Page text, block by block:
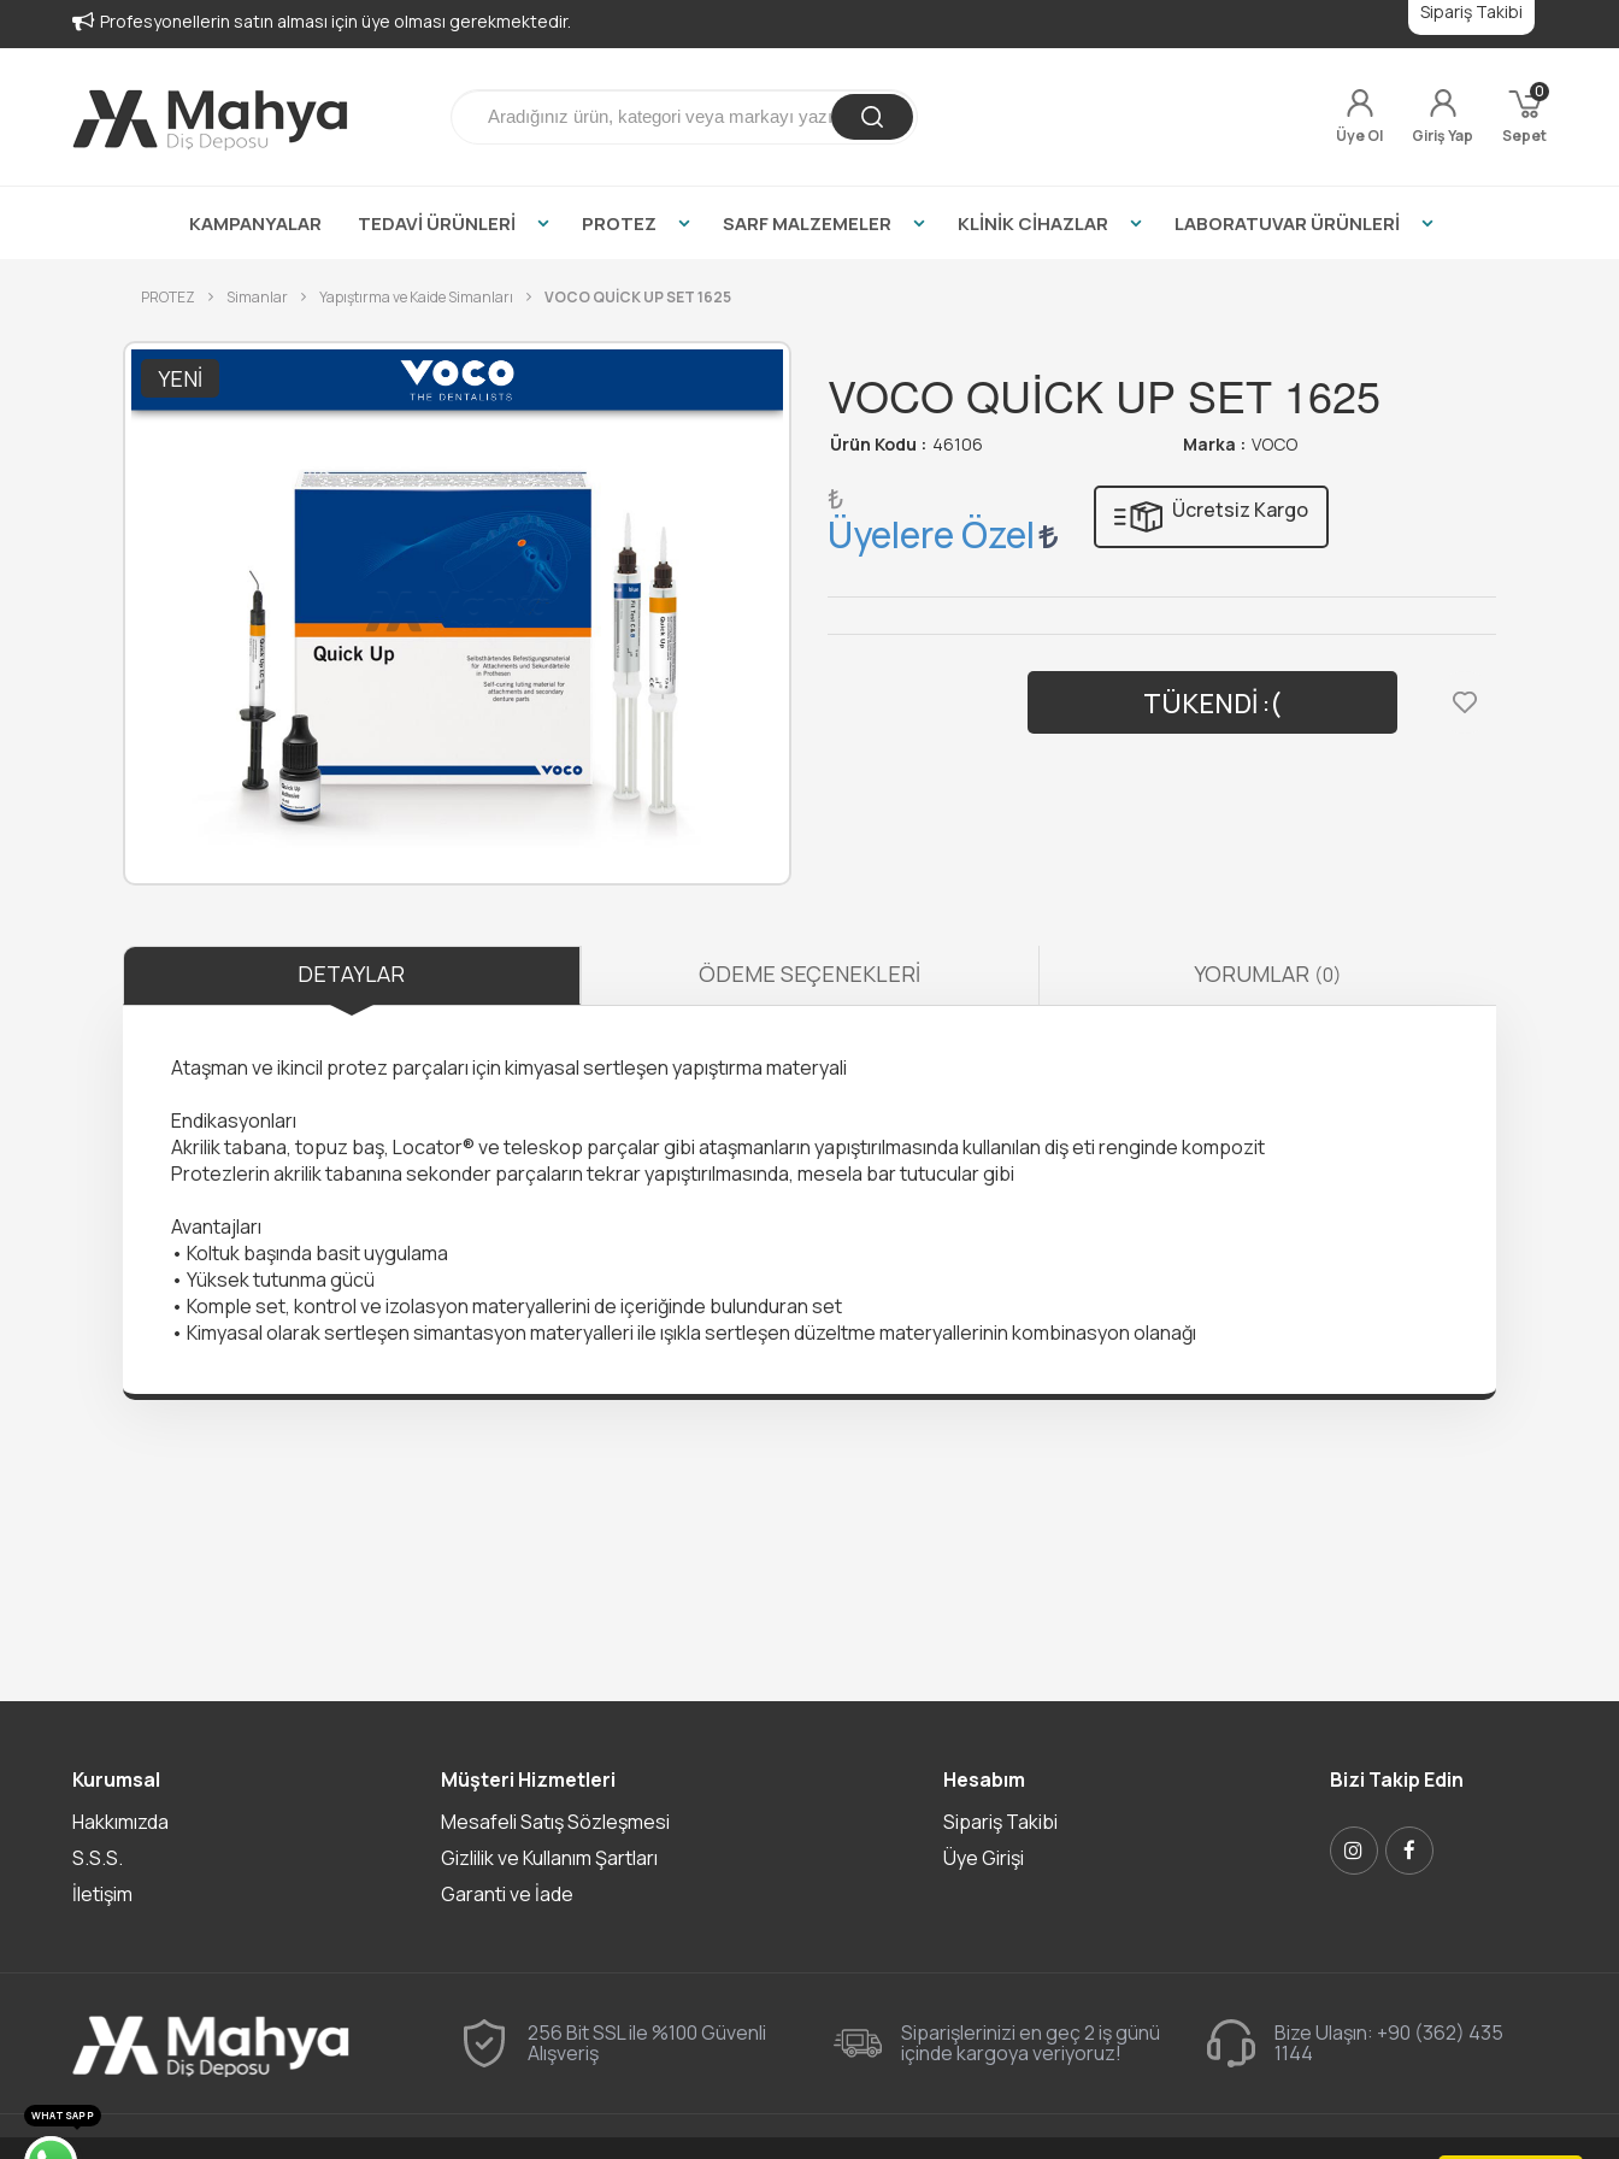
- Sipariş Takibi
Üye Ol Giriş Yap Sepet
0
KAMPANYALAR TEDAVİ ÜRÜNLERİ PROTEZ SARF MALZEMELER KLİNİK CİHAZLAR LABORATUVAR ÜRÜNLERİ
PROTEZ Simanlar Yapıştırma ve Kaide Simanları VOCO QUİCK UP SET 1625
YENI VOCO QUİCK UP SET 1625
Ürün Kodu : 46106 Marka : VOCO
₺
Üyelere Özel
Ücretsiz Kargo
TÜKENDİ :(
DETAYLAR ÖDEME SEÇENEKLERI YORUMLAR (0)
Ataşman ve ikincil protez parçaları için kimyasal sertleşen yapıştırma materyali
Endikasyonları
Akrilik tabana, topuz baş, Locator® ve teleskop parçalar gibi ataşmanların yapıştırılmasında kullanılan diş eti renginde kompozit
Protezlerin akrilik tabanına sekonder parçaların tekrar yapıştırılmasında, mesela bar tutucular gibi
Avantajları
• Koltuk başında basit uygulama
• Yüksek tutunma gücü
• Komple set, kontrol ve izolasyon materyallerini de içeriğinde bulunduran set
• Kimyasal olarak sertleşen simantasyon materyalleri ile ışıkla sertleşen düzeltme materyallerinin kombinasyon olanağı
Kurumsal
Hakkımızda
S.S.S.
İletişim
Müşteri Hizmetleri
Mesafeli Satış Sözleşmesi
Gizlilik ve Kullanım Şartları
Garanti ve İade
Hesabım
Sipariş Takibi
Üye Girişi
Bizi Takip Edin
256 Bit SSL ile %100 Güvenli
Alışveriş
Siparişlerinizi en geç 2 iş günü
içinde kargoya veriyoruz!
Bize Ulaşın: +90 (362) 435
1144
WHATSAPP